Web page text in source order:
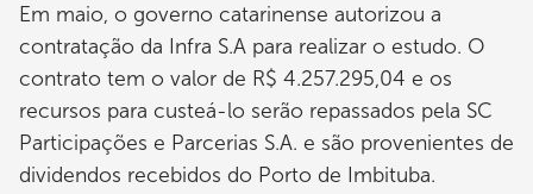
Em maio, o governo catarinense autorizou a
contratação da Infra S.A para realizar o estudo. O
contrato tem o valor de R$ 4.257.295,04 e os
recursos para custeá-lo serão repassados pela SC
Participações e Parcerias S.A. e são provenientes de
dividendos recebidos do Porto de Imbituba.